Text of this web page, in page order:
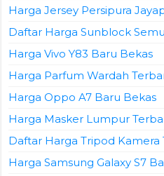
Harga Jersey Persipura
Daftar Harga Sunblock
Harga Vivo Y83 Baru Bekas
Harga Parfum Wardah
Harga Oppo A7 Baru Bekas
Harga Masker Lumpur
Daftar Harga Tripod Kamera
Harga Samsung Galaxy S7